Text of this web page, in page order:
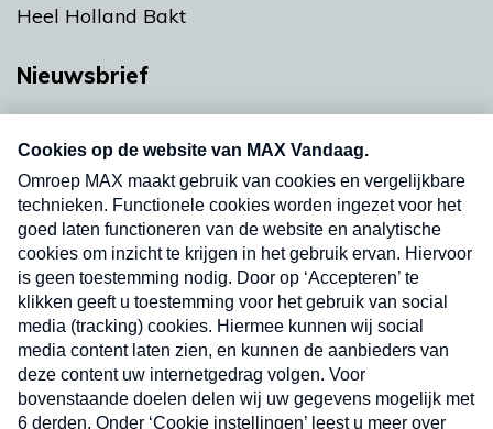
Heel Holland Bakt
Nieuwsbrief
nieuwsbrief. Elke vrijdag- en dinsdagochtend in
uw mailbox.
Verzend